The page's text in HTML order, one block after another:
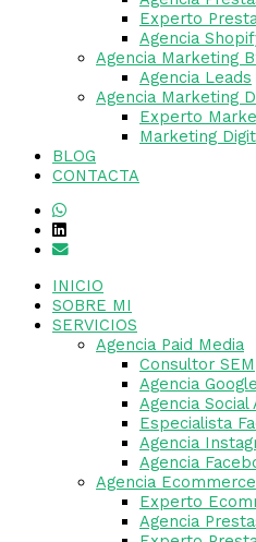
Experto
Agencia
Agencia Marketing
Agencia Leads
Agencia Marketing
Experto
Marketing
BLOG
CONTACTA
INICIO
SOBRE MI
SERVICIOS
Agencia Paid Media
Consultor SEM
Agencia
Agencia Social
Especialista
Agencia
Agencia
Agencia Ecommerce
Experto
Agencia